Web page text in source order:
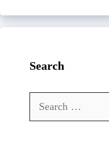
Search
Search
for: